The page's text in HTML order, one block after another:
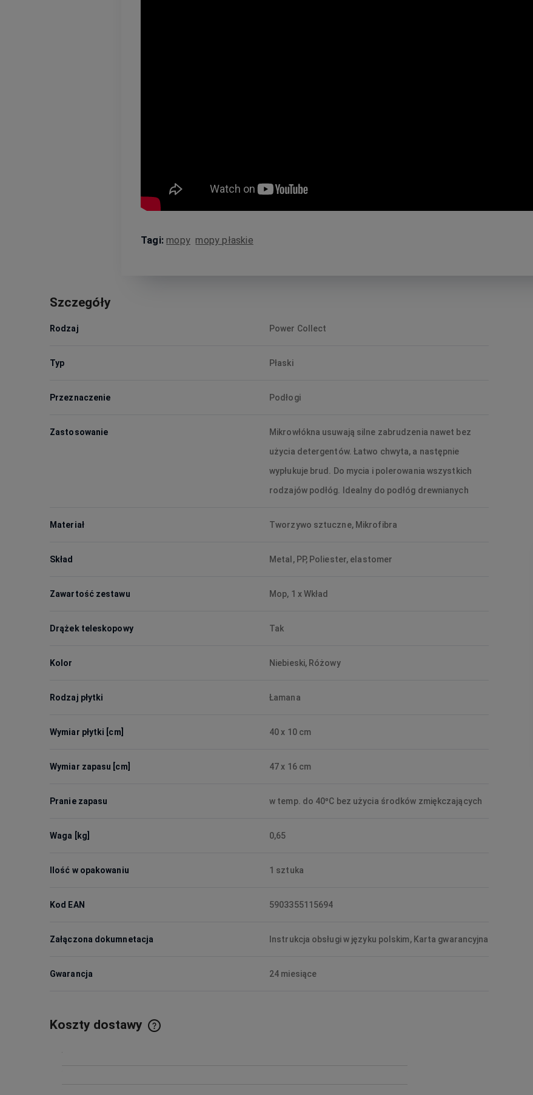
Tagi: mopy mopy płaskie
Szczegóły
Rodzaj Power Collect
Typ Płaski
Przeznaczenie Podłogi
Zastosowanie
Mikrowłókna usuwają silne zabrudzenia nawet bez
użycia detergentów. Łatwo chwyta, a następnie
wypłukuje brud. Do mycia i polerowania wszystkich
rodzajów podłóg. Idealny do podłóg drewnianych
Materiał Tworzywo sztuczne, Mikrofibra
Skład Metal, PP, Poliester, elastomer
Zawartość zestawu Mop, 1 x Wkład
Drążek teleskopowy Tak
Kolor Niebieski, Różowy
Rodzaj płytki Łamana
Wymiar płytki [cm] 40 x 10 cm
Wymiar zapasu [cm] 47 x 16 cm
Pranie zapasu w temp. do 40ºC bez użycia środków zmiękczających
Waga [kg] 0,65
Ilość w opakowaniu 1 sztuka
Kod EAN 5903355115694
Załączona dokumnetacja Instrukcja obsługi w języku polskim, Karta gwarancyjna
Gwarancja 24 miesiące
Koszty dostawy